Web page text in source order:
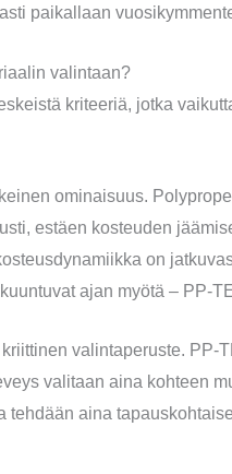
paikallaan
valintaan?
kriteeriä, jotka
ominaisuus.
estäen kosteuden
on
ajan myötä – PP-
valintaperuste. PP-
valitaan aina kohteen
aina